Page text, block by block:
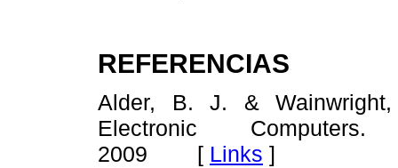
REFERENCIAS
Alder, B. J. &
Electronic Computers.
2009 [ Links ]